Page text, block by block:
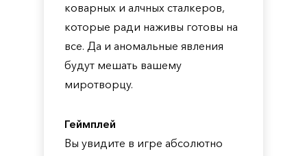
коварных и алчных сталкеров,
которые ради наживы готовы на
все. Да и аномальные явления
будут мешать вашему
миротворцу.
Геймплей
Вы увидите в игре абсолютно